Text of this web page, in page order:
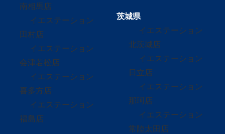
南相馬店
イエステーション
田村店
イエステーション
会津若松店
イエステーション
喜多方店
イエステーション
福島店
茨城県
イエステーション
北茨城店
イエステーション
日立店
イエステーション
那珂店
イエステーション
常陸太田店